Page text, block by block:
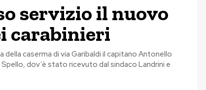
servizio il nuovo
carabinieri
della caserma di via Garibaldi il capitano Antonello
dov’è stato ricevuto dal sindaco Landrini e